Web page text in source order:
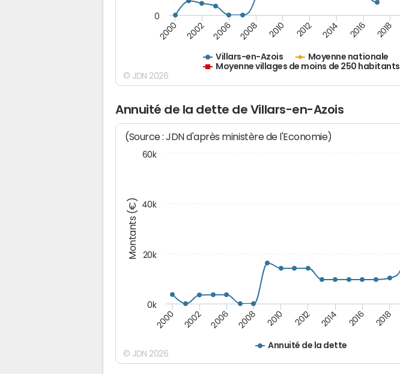
Villars-en-Azois
Moyenne nationale
Moyenne villages de moins de 250 habitants
2000 2002 2006 2008 2010 2012 2014 2016 2018
0
© JDN 2026
Annuité de la dette de Villars-en-Azois
Montants (€)
(Source : JDN d'après ministère de l'Economie)
Annuité de la dette
2000 2002 2006 2008 2010 2012 2014 2016 2018
0k
20k
40k
60k
© JDN 2026